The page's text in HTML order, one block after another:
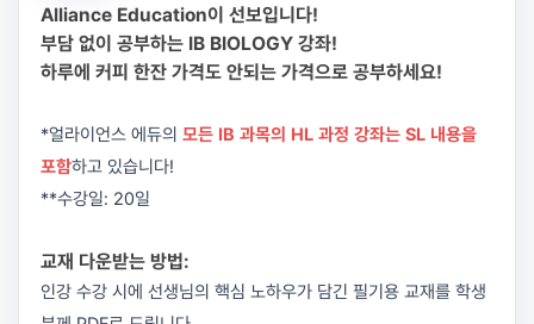
Alliance Education이 선보입니다!
부담 없이 공부하는 IB BIOLOGY 강좌!
하루에 커피 한잔 가격도 안되는 가격으로 공부하세요!
*얼라이언스 에듀의 모든 IB 과목의 HL 과정 강좌는 SL 내용을
포함하고 있습니다!
**수강일: 20일
교재 다운받는 방법:
인강 수강 시에 선생님의 핵심 노하우가 담긴 필기용 교재를 학생